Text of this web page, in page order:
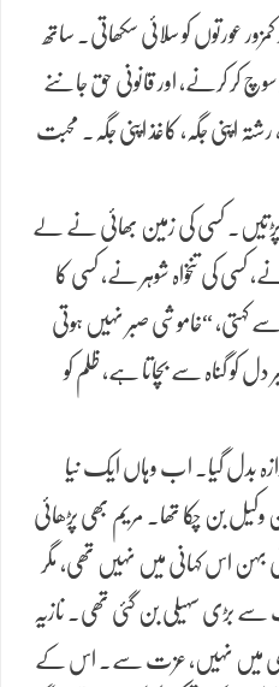
کمزور عورتوں کو سلائی سکھاتی۔ ساتھ
کر کرنے، اور قانونی حق جاننے
اپنی جگہ، کاغذ اپنی جگہ۔ محبت
کسی کی زمین بھائی نے لے
کسی کی تنخواہ شوہر نے، کسی کا
کہتی، “خاموشی صبر نہیں ہوتی
کو گناہ سے بچاتا ہے، ظلم کو
بدل گیا۔ اب وہاں ایک نیا
وکیل بن چکا تھا۔ مریم بھی پڑھائی
بہن اس کہانی میں نہیں تھی، مگر
سے بڑی سہیلی بن گئی تھی۔ نازیہ
میں نہیں، عزت سے۔ اس کے